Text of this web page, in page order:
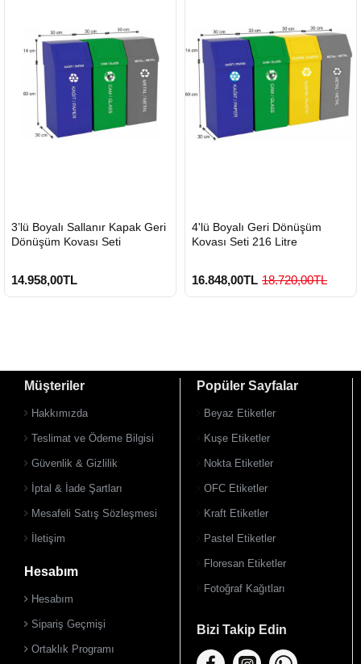
HIZLI
GÖNDERİ
3’lü Boyalı Sallanır Kapak Geri
Dönüşüm Kovası Seti
14.958,00TL
HIZLI
GÖNDERİ
4'lü Boyalı Geri Dönüşüm
Kovası Seti 216 Litre
16.848,00TL 18.720,00TL
Müşteriler
Hakkımızda
Teslimat ve Ödeme Bilgisi
Güvenlik & Gizlilik
İptal & İade Şartları
Mesafeli Satış Sözleşmesi
İletişim
Hesabım
Hesabım
Sipariş Geçmişi
Ortaklık Programı
Popüler Sayfalar
Beyaz Etiketler
Kuşe Etiketler
Nokta Etiketler
OFC Etiketler
Kraft Etiketler
Pastel Etiketler
Floresan Etiketler
Fotoğraf Kağıtları
Bizi Takip Edin